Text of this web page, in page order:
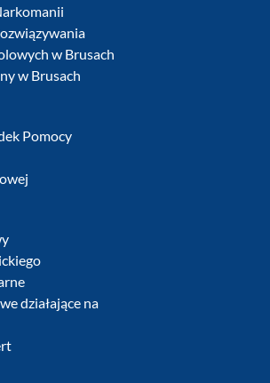
w Brusach
w Brusach
Pomocy
działające na